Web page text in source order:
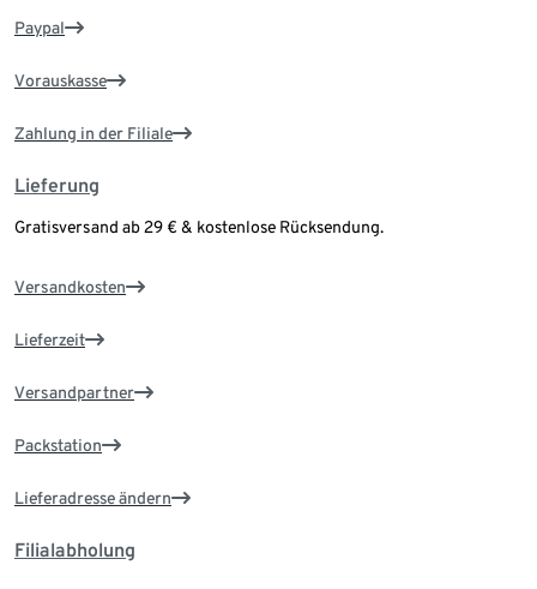
Paypal
Vorauskasse
Zahlung in der Filiale
Lieferung
Gratisversand ab 29 € & kostenlose Rücksendung.
Versandkosten
Lieferzeit
Versandpartner
Packstation
Lieferadresse ändern
Filialabholung